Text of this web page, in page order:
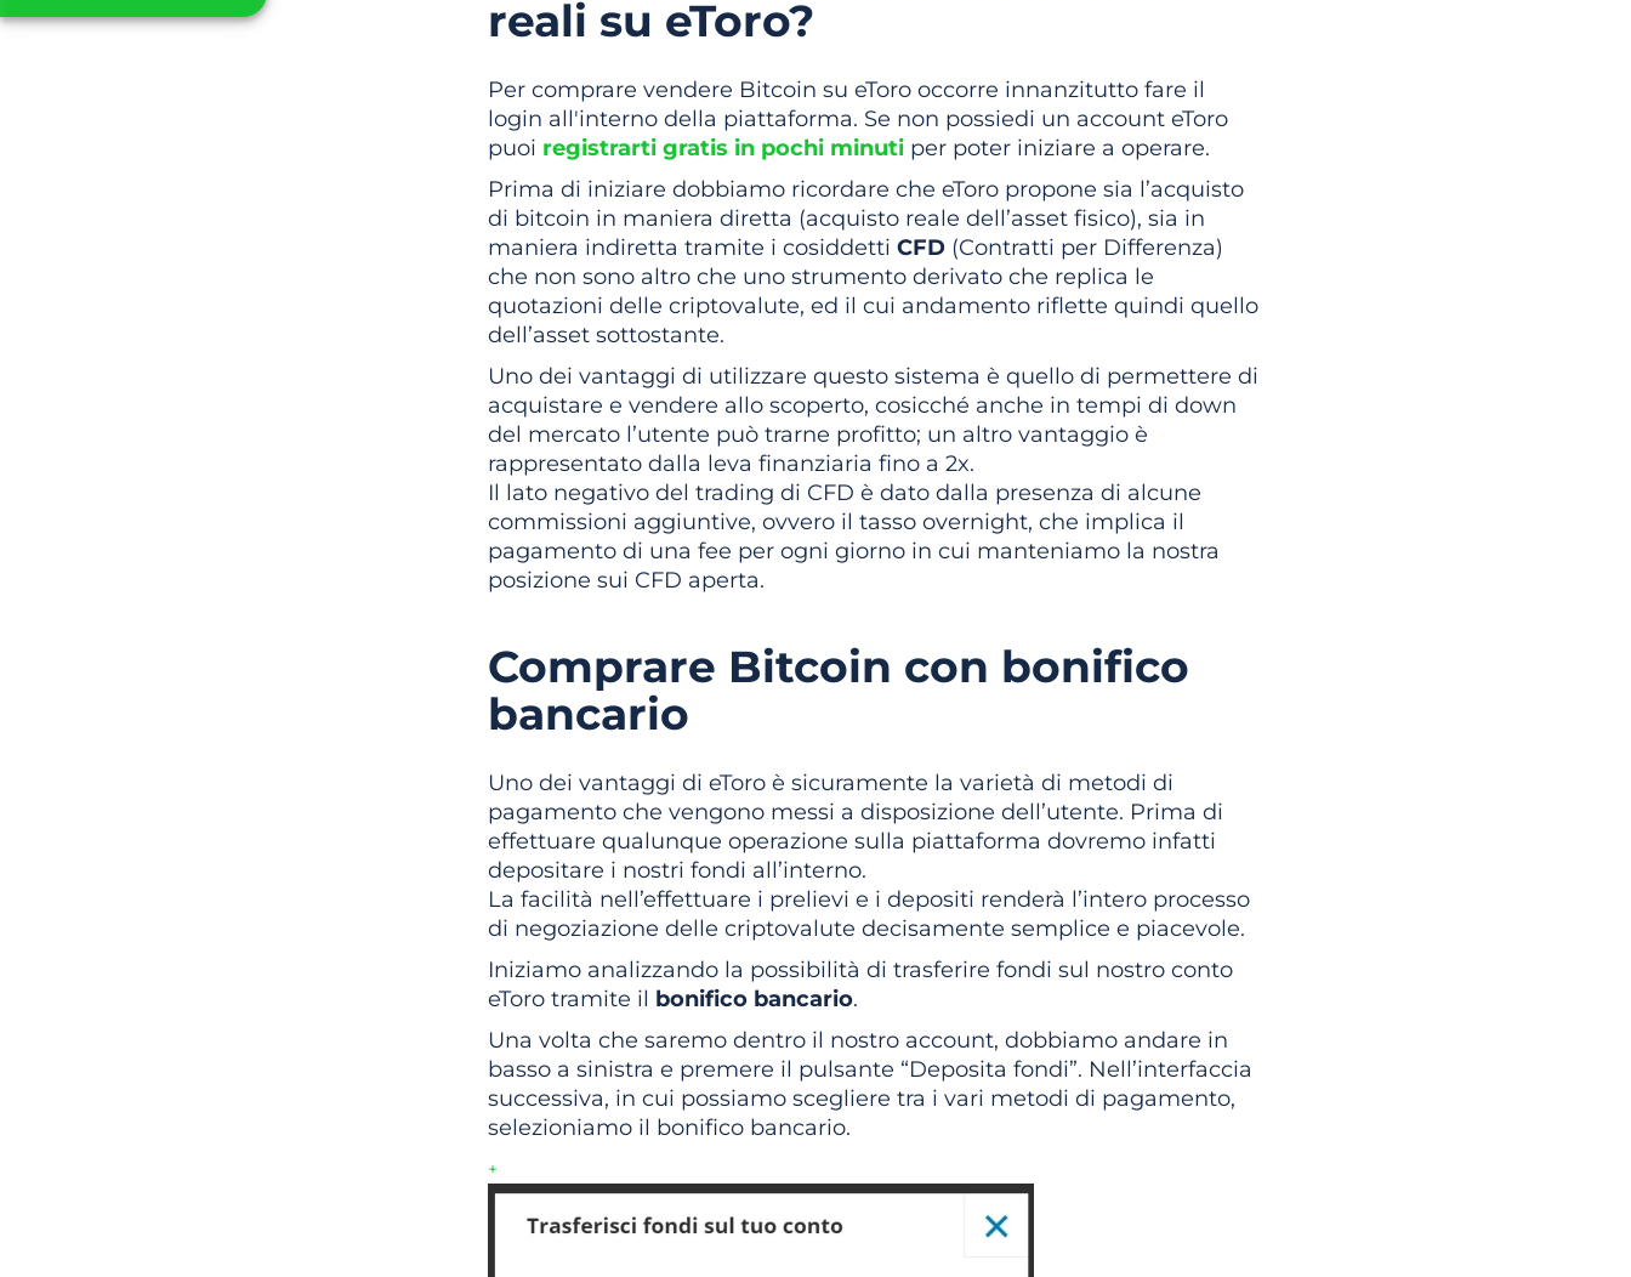
reali su eToro?
Per comprare vendere Bitcoin su eToro occorre innanzitutto fare il
login all'interno della piattaforma. Se non possiedi un account eToro
puoi registrarti gratis in pochi minuti per poter iniziare a operare.
Prima di iniziare dobbiamo ricordare che eToro propone sia l’acquisto
di bitcoin in maniera diretta (acquisto reale dell’asset fisico), sia in
maniera indiretta tramite i cosiddetti CFD (Contratti per Differenza)
che non sono altro che uno strumento derivato che replica le
quotazioni delle criptovalute, ed il cui andamento riflette quindi quello
dell’asset sottostante.
Uno dei vantaggi di utilizzare questo sistema è quello di permettere di
acquistare e vendere allo scoperto, cosicché anche in tempi di down
del mercato l’utente può trarne profitto; un altro vantaggio è
rappresentato dalla leva finanziaria fino a 2x.
Il lato negativo del trading di CFD è dato dalla presenza di alcune
commissioni aggiuntive, ovvero il tasso overnight, che implica il
pagamento di una fee per ogni giorno in cui manteniamo la nostra
posizione sui CFD aperta.
Comprare Bitcoin con bonifico
bancario
Uno dei vantaggi di eToro è sicuramente la varietà di metodi di
pagamento che vengono messi a disposizione dell’utente. Prima di
effettuare qualunque operazione sulla piattaforma dovremo infatti
depositare i nostri fondi all’interno.
La facilità nell’effettuare i prelievi e i depositi renderà l’intero processo
di negoziazione delle criptovalute decisamente semplice e piacevole.
Iniziamo analizzando la possibilità di trasferire fondi sul nostro conto
eToro tramite il bonifico bancario.
Una volta che saremo dentro il nostro account, dobbiamo andare in
basso a sinistra e premere il pulsante “Deposita fondi”. Nell’interfaccia
successiva, in cui possiamo scegliere tra i vari metodi di pagamento,
selezioniamo il bonifico bancario.
+